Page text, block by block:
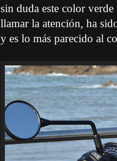
sin duda este color
llamar la atención, ha
y es lo más parecido al